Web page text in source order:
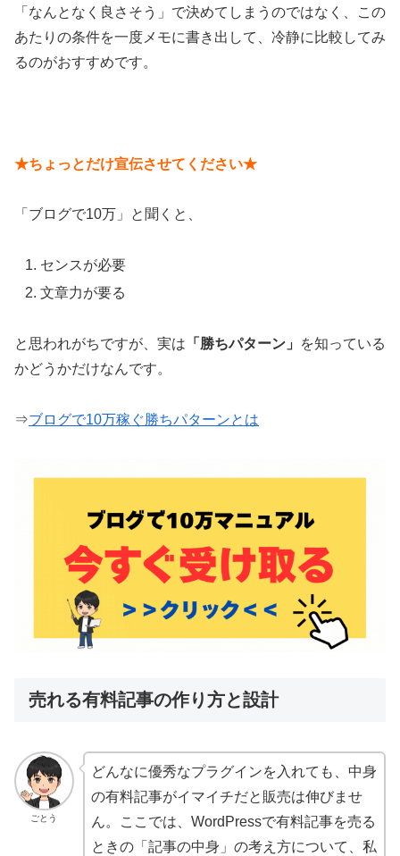
「なんとなく良さそう」で決めてしまうのではなく、この
あたりの条件を一度メモに書き出して、冷静に比較してみ
るのがおすすめです。
★ちょっとだけ宣伝させてください★
「ブログで10万」と聞くと、
センスが必要
文章力が要る
と思われがちですが、実は 「勝ちパターン」
を知っている
かどうかだけなんです。
⇒ブログで10万稼ぐ勝ちパターンとは
売れる有料記事の作り方と設計
ごとう
どんなに優秀なプラグインを入れても、中身
の有料記事がイマイチだと販売は伸びませ
ん。ここでは、WordPressで有料記事を売る
ときの「記事の中身」の考え方について、私